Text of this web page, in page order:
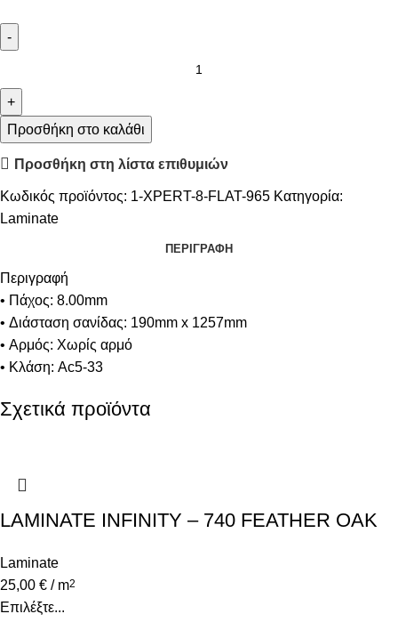
Προσθήκη στο καλάθι
Προσθήκη στη λίστα επιθυμιών
Κωδικός προϊόντος: 1-XPERT-8-FLAT-965 Κατηγορία:
Laminate
ΠΕΡΙΓΡΑΦΉ
Περιγραφή
• Πάχος: 8.00mm
• Διάσταση σανίδας: 190mm x 1257mm
• Αρμός: Χωρίς αρμό
• Κλάση: Ac5-33
Σχετικά προϊόντα
LAMINATE INFINITY – 740 FEATHER OAK
Laminate
25,00 € / m2
Επιλέξτε...